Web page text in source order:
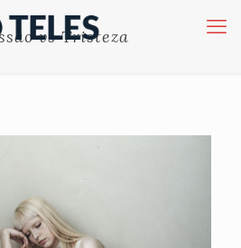
vs Tristeza